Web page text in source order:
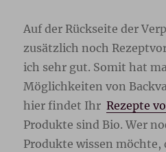
Auf der Rückseite der
zusätzlich noch
ich sehr gut. Somit hat
Möglichkeiten von
hier findet IhrRezepte
Produkte sind Bio. Wer
Produkte wissen